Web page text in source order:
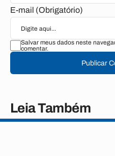
E-mail (Obrigatório)
Salvar meus dados neste
comentar.
Publicar
Leia Também